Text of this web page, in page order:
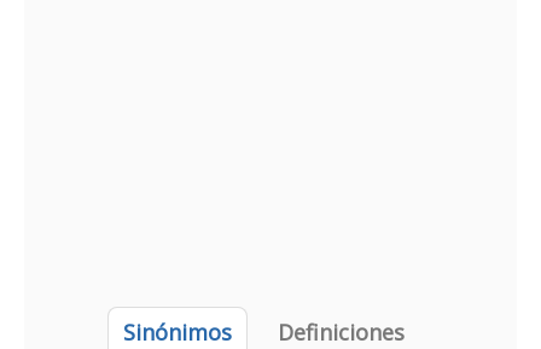
Sinónimos
Definiciones